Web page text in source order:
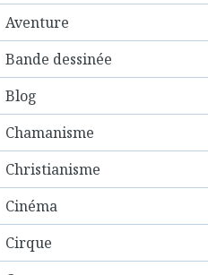
Aventure
Bande dessinée
Blog
Chamanisme
Christianisme
Cinéma
Cirque